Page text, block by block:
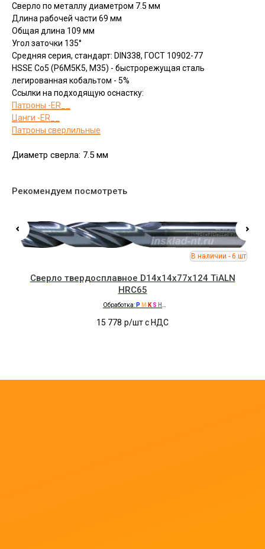
Сверло по металлу диаметром 7.5 мм
Длина рабочей части 69 мм
Общая длина 109 мм
Угол заточки 135°
Средняя серия, стандарт: DIN338, ГОСТ 10902-77
HSSЕ Сo5 (Р6М5К5, М35) - быстрорежущая сталь
легированная кобальтом - 5%
Ссылки на подходящую оснастку:
Патроны -ER__
Цанги -ER__
Патроны сверлильные
Диаметр сверла: 7.5 мм
Рекомендуем посмотреть
Сверло твердосплавное D14x14x77x124 TiALN
HRC65
Обработка: P M K S H
15 778 р/шт c НДС